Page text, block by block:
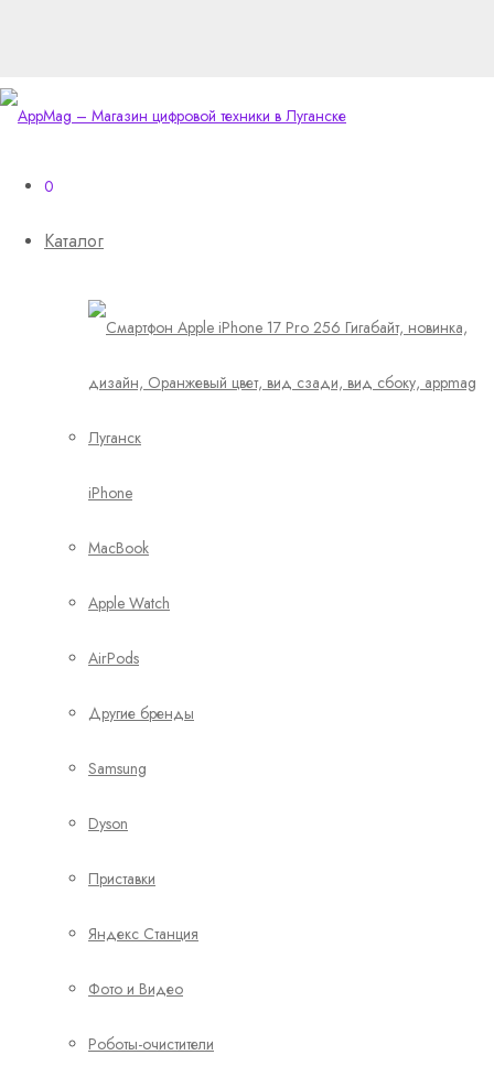
0
Каталог
iPhone
MacBook
Apple Watch
AirPods
Другие бренды
Samsung
Dyson
Приставки
Яндекс Станция
Фото и Видео
Роботы-очистители